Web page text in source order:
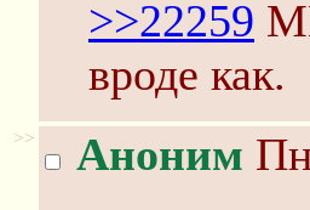
>>22259
вроде как.
>> Аноним